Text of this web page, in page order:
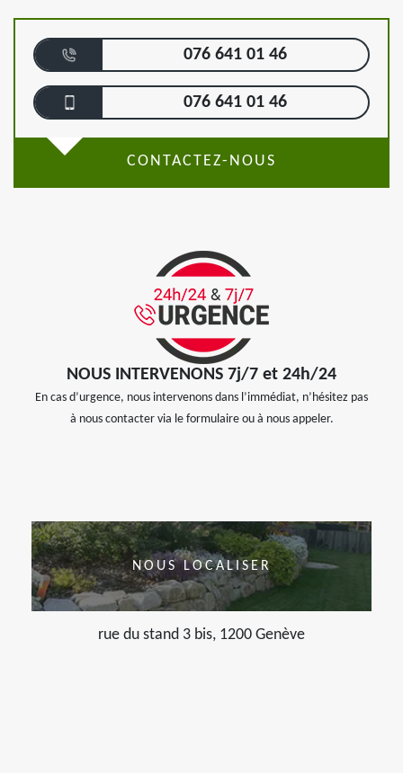
076 641 01 46
076 641 01 46
CONTACTEZ-NOUS
NOUS INTERVENONS 7j/7 et 24h/24
En cas d’urgence, nous intervenons dans l’immédiat, n’hésitez pas
à nous contacter via le formulaire ou à nous appeler.
NOUS LOCALISER
rue du stand 3 bis, 1200 Genève